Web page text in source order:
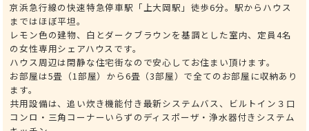
京浜急行線の快速特急停車駅「上大岡駅」徒歩6分。駅からハウス
まではほぼ平坦。
レモン色の建物、白とダークブラウンを基調とした室内、定員4名
の女性専用シェアハウスです。
ハウス周辺は閑静な住宅街なので安心してお住まい頂けます。
お部屋は5畳（1部屋）から6畳（3部屋）で全てのお部屋に収納あり
ます。
共用設備は、追い炊き機能付き最新システムバス、ビルトイン３口
コンロ・三角コーナーいらずのディスポーザ・浄水器付きシステム